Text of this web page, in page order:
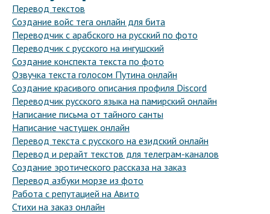
Перевод текстов
Создание войс тега онлайн для бита
Переводчик с арабского на русский по фото
Переводчик с русского на ингушский
Создание конспекта текста по фото
Озвучка текста голосом Путина онлайн
Создание красивого описания профиля Discord
Переводчик русского языка на памирский онлайн
Написание письма от тайного санты
Написание частушек онлайн
Перевод текста с русского на езидский онлайн
Перевод и рерайт текстов для телеграм-каналов
Создание эротического рассказа на заказ
Перевод азбуки морзе из фото
Работа с репутацией на Авито
Стихи на заказ онлайн